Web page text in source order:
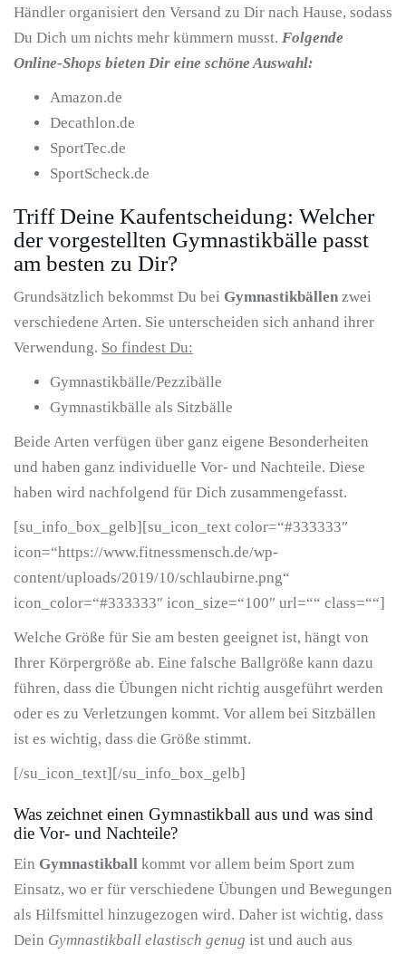
Händler organisiert den Versand zu Dir nach Hause, sodass
Du Dich um nichts mehr kümmern musst. Folgende
Online-Shops bieten Dir eine schöne Auswahl:
Amazon.de
Decathlon.de
SportTec.de
SportScheck.de
Triff Deine Kaufentscheidung: Welcher
der vorgestellten Gymnastikbälle passt
am besten zu Dir?
Grundsätzlich bekommst Du bei Gymnastikbällen zwei
verschiedene Arten. Sie unterscheiden sich anhand ihrer
Verwendung. So findest Du:
Gymnastikbälle/Pezzibälle
Gymnastikbälle als Sitzbälle
Beide Arten verfügen über ganz eigene Besonderheiten
und haben ganz individuelle Vor- und Nachteile. Diese
haben wird nachfolgend für Dich zusammengefasst.
[su_info_box_gelb][su_icon_text color=“#333333″
icon=“https://www.fitnessmensch.de/wp-
content/uploads/2019/10/schlaubirne.png“
icon_color=“#333333″ icon_size=“100″ url=““ class=““]
Welche Größe für Sie am besten geeignet ist, hängt von
Ihrer Körpergröße ab. Eine falsche Ballgröße kann dazu
führen, dass die Übungen nicht richtig ausgeführt werden
oder es zu Verletzungen kommt. Vor allem bei Sitzbällen
ist es wichtig, dass die Größe stimmt.
[/su_icon_text][/su_info_box_gelb]
Was zeichnet einen Gymnastikball aus und was sind
die Vor- und Nachteile?
Ein Gymnastikball kommt vor allem beim Sport zum
Einsatz, wo er für verschiedene Übungen und Bewegungen
als Hilfsmittel hinzugezogen wird. Daher ist wichtig, dass
Dein Gymnastikball elastisch genug ist und auch aus